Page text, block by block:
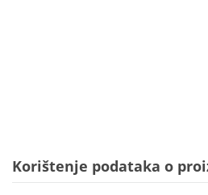
Korištenje podataka o